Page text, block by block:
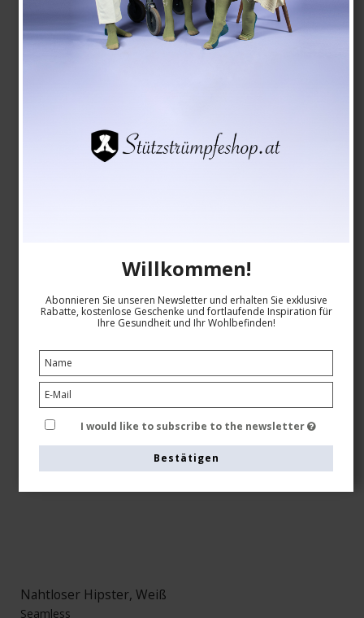
Siehe die Größentabelle hier
Produkt anzeigen
Nahtloser Hipster, Weiß
Seamless
Willkommen!
Abonnieren Sie unseren Newsletter und erhalten Sie exklusive
Rabatte, kostenlose Geschenke und fortlaufende Inspiration für
Ihre Gesundheit und Ihr Wohlbefinden!
I would like to subscribe to the newsletter
Bestätigen